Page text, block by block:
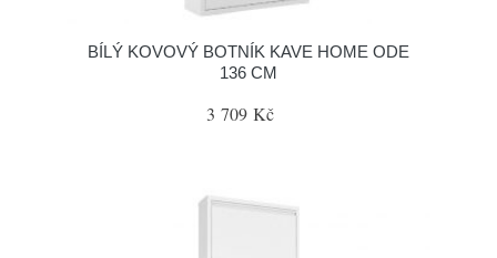
BÍLÝ KOVOVÝ BOTNÍK KAVE HOME ODE
136 CM
3 709 Kč